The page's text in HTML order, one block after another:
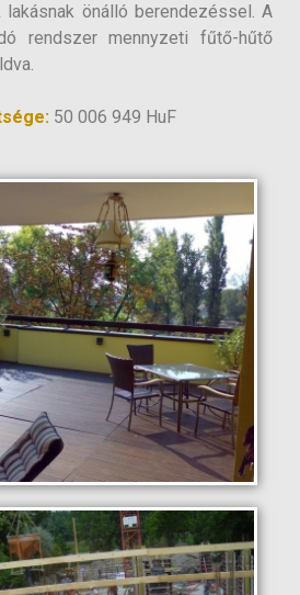
lakásnak önálló berendezéssel. A
rendszer mennyzeti fűtő-hűtő
50 006 949 HuF